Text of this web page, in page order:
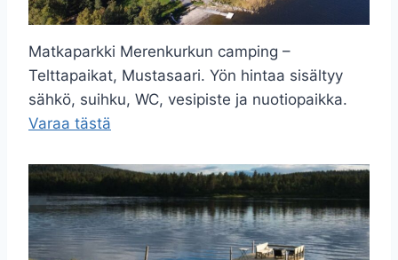
Matkaparkki Merenkurkun camping –
Telttapaikat, Mustasaari. Yön hintaa sisältyy
sähkö, suihku, WC, vesipiste ja nuotiopaikka.
Varaa tästä